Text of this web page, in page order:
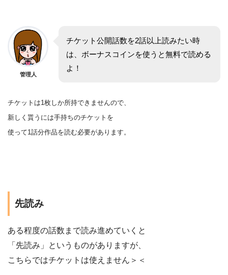
管理人
チケット公開話数を2話以上読みたい時
は、ボーナスコインを使うと無料で読める
よ！
チケットは1枚しか所持できませんので、
新しく貰うには手持ちのチケットを
使って1話分作品を読む必要があります。
先読み
ある程度の話数まで読み進めていくと
「先読み」というものがありますが、
こちらではチケットは使えません＞＜